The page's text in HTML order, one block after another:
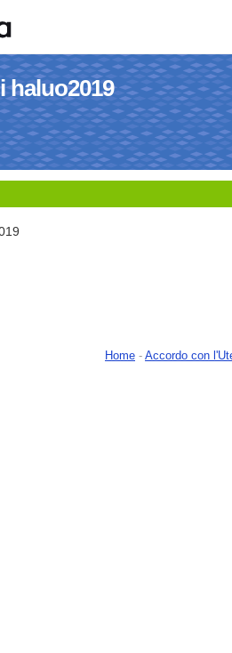
haluo2019
Home - Accordo con